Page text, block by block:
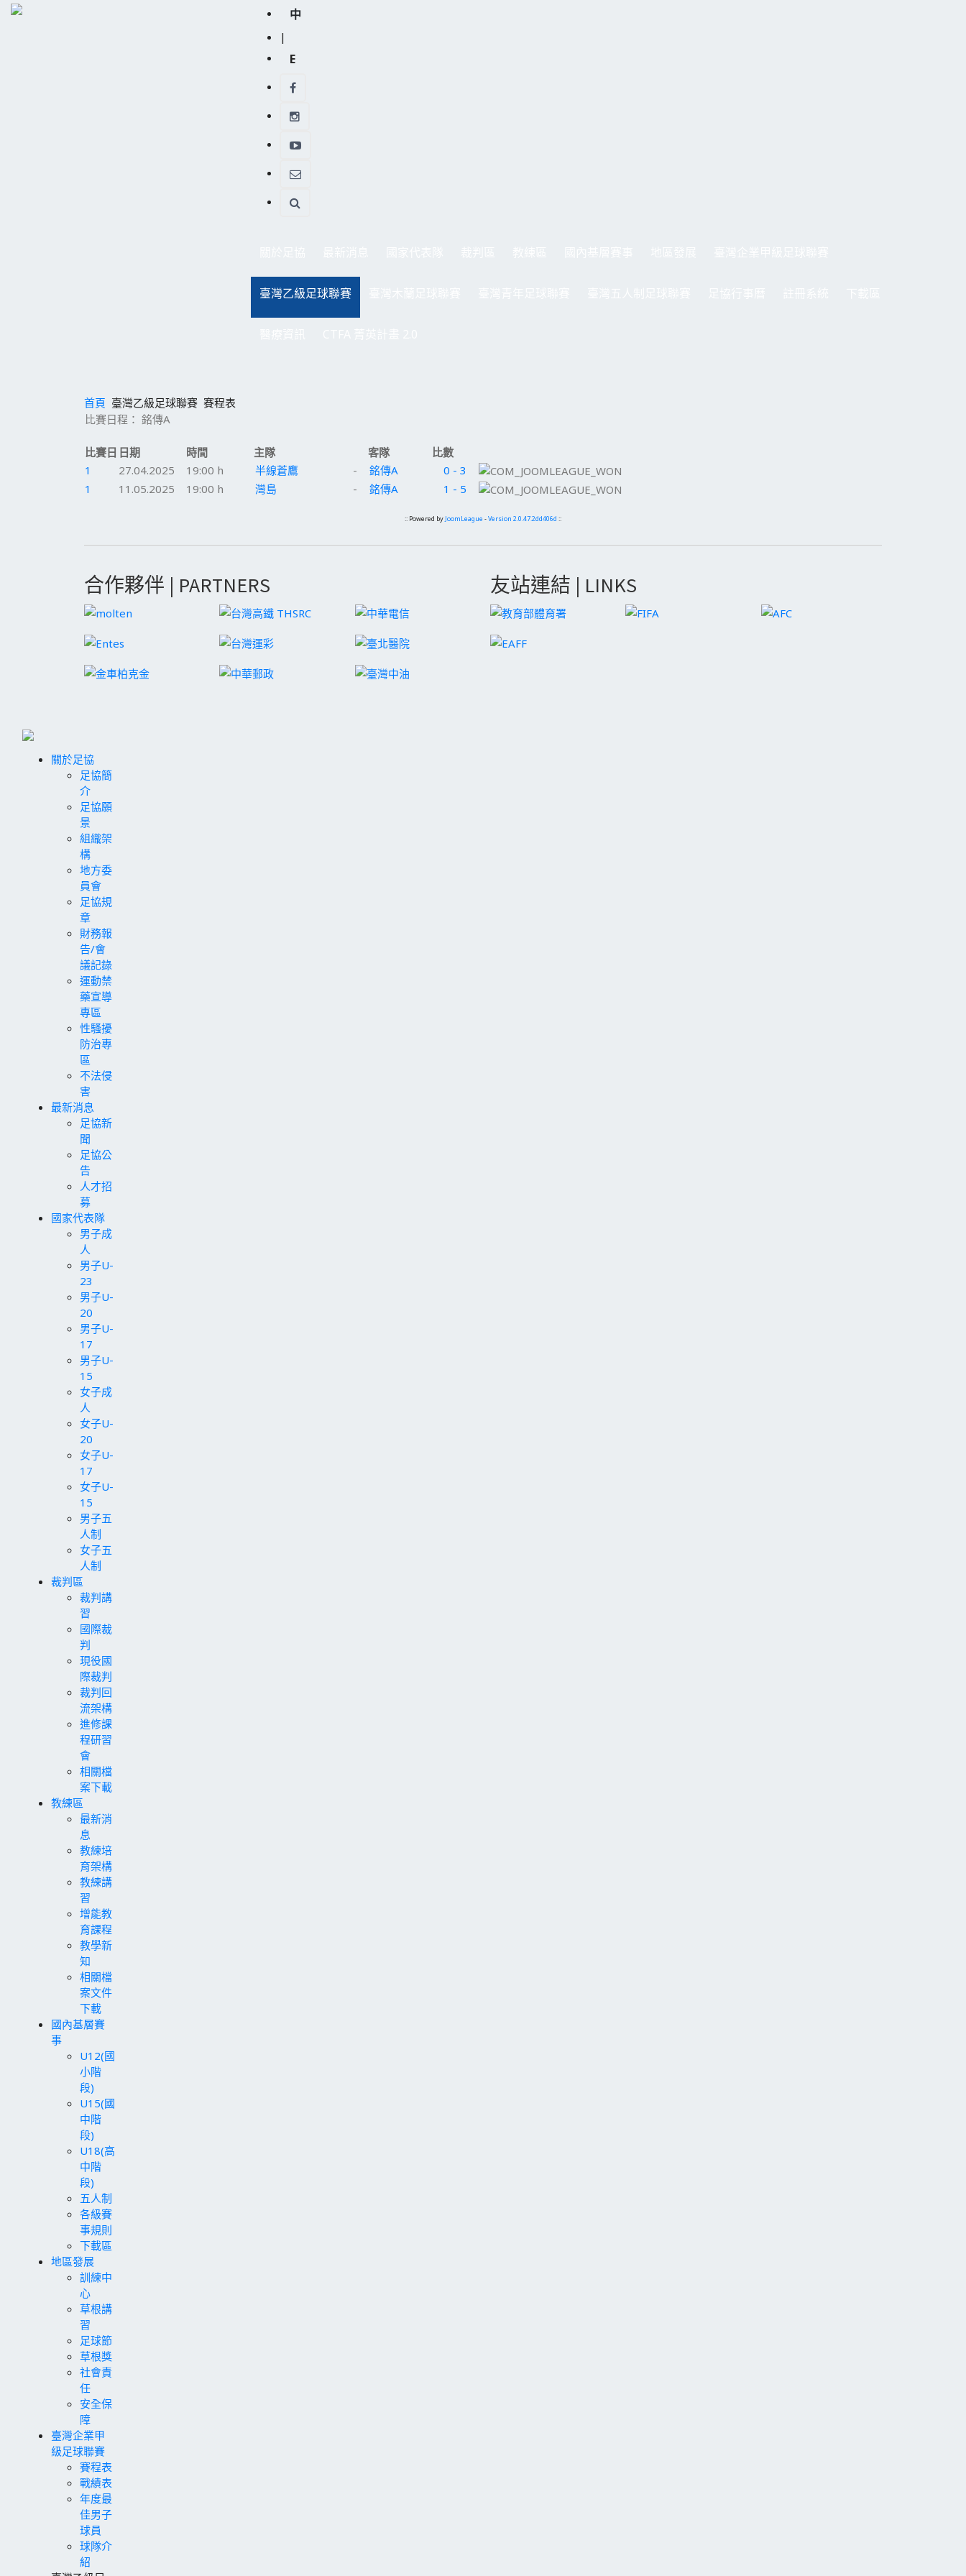
中
|
E
臺灣乙級足球聯賽
首頁 臺灣乙級足球聯賽 賽程表
比賽日程： 銘傳A
比賽日 日期 時間 主隊 客隊
比數
1
27.04.2025 19:00 h 半線蒼鷹 - 銘傳A
0 - 3
1
11.05.2025 19:00 h 灣島 - 銘傳A 1 - 5
:: Powered by JoomLeague -Version 2.0.47.2dd406d ::
合作夥伴 | PARTNERS 友站連結 | LINKS
關於足協
足協簡
介
足協願
景
組織架
構
地方委
員會
足協規
章
財務報
告/會
議記錄
運動禁
藥宣導
專區
性騷擾
防治專
區
不法侵
害
最新消息
足協新
聞
足協公
告
人才招
募
國家代表隊
男子成
人
男子U-
23
男子U-
20
男子U-
17
男子U-
15
女子成
人
女子U-
20
女子U-
17
女子U-
15
男子五
人制
女子五
人制
裁判區
裁判講
習
國際裁
判
現役國
際裁判
裁判回
流架構
進修課
程研習
會
相關檔
案下載
教練區
最新消
息
教練培
育架構
教練講
習
增能教
育課程
教學新
知
相關檔
案文件
下載
國內基層賽
事
U12(國
小階
段)
U15(國
中階
段)
U18(高
中階
段)
五人制
各級賽
事規則
下載區
地區發展
訓練中
心
草根講
習
足球節
草根獎
社會責
任
安全保
障
臺灣企業甲
級足球聯賽
賽程表
戰績表
年度最
佳男子
球員
球隊介
紹